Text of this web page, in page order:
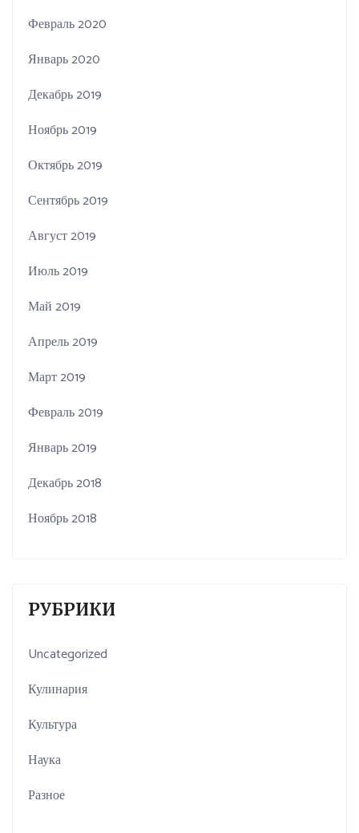
Февраль 2020
Январь 2020
Декабрь 2019
Ноябрь 2019
Октябрь 2019
Сентябрь 2019
Август 2019
Июль 2019
Май 2019
Апрель 2019
Март 2019
Февраль 2019
Январь 2019
Декабрь 2018
Ноябрь 2018
РУБРИКИ
Uncategorized
Кулинария
Культура
Наука
Разное